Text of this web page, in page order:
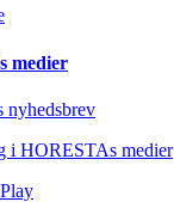
medier
i HORESTAs medier